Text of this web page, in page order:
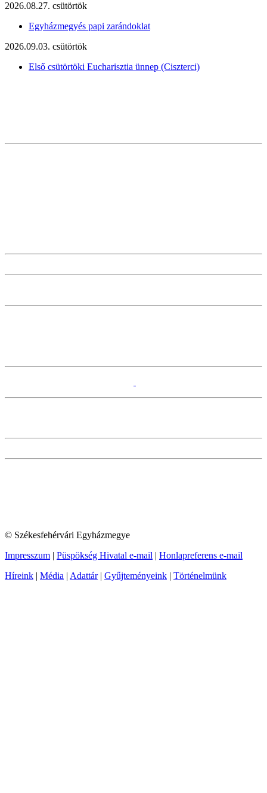
2026.08.27. csütörtök
Egyházmegyés papi zarándoklat
2026.09.03. csütörtök
Első csütörtöki Eucharisztia ünnep (Ciszterci)
© Székesfehérvári Egyházmegye
Impresszum | Püspökség Hivatal e-mail | Honlapreferens e-mail
Híreink | Média | Adattár| Gyűjteményeink | Történelmünk